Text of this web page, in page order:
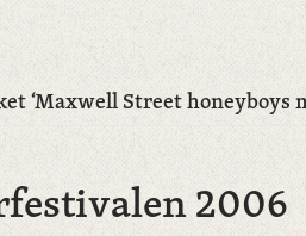
‘Maxwell Street honeyboys
2006